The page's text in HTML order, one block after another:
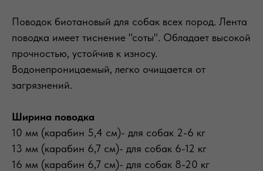
Поводок биотановый для собак всех пород. Лента
поводка имеет тиснение "соты". Обладает высокой
прочностью, устойчив к износу.
Водонепроницаемый, легко очищается от
загрязнений.
Ширина поводка
10 мм (карабин 5,4 см)- для собак 2-6 кг
13 мм (карабин 6,7 см)- для собак 6-12 кг
16 мм (карабин 6,7 см)- для собак 8-20 кг